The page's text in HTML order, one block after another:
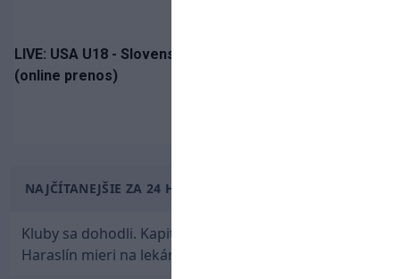
LIVE: USA U18 - Slovensko U18 / Hlinka-Gretzky Cup
(online prenos)
NAJČÍTANEJŠIE ZA 24 HODÍN
Kluby sa dohodli. Kapitán Sparty Praha Lukáš
Haraslín mieri na lekársku prehliadku